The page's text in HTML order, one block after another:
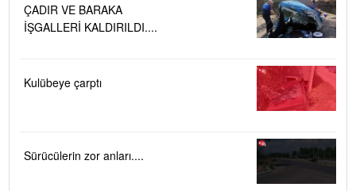
ÇADIR VE BARAKA
İŞGALLERİ KALDIRILDI....
Kulübeye çarptı
Sürücülerin zor anları....